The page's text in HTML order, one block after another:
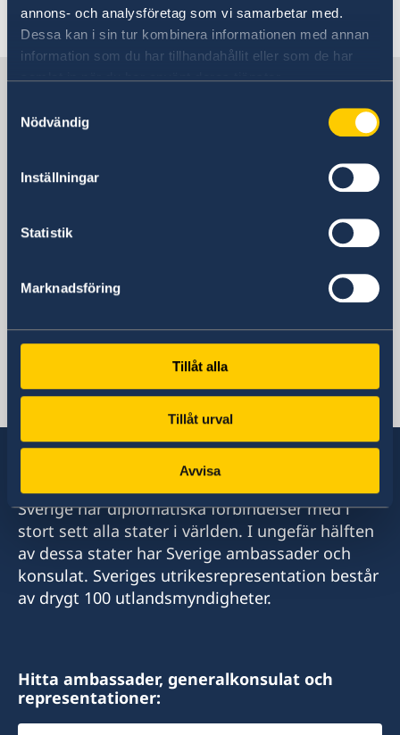
annons- och analysföretag som vi samarbetar med.
Dessa kan i sin tur kombinera informationen med annan
information som du har tillhandahållit eller som de har
samlat in när du har använt deras tjänster.
Nödvändig
Inställningar
Statistik
Marknadsföring
Tillåt alla
Tillåt urval
Avvisa
Senast uppdaterad 08 okt. 2025, 15.05
Sverige i Senegal
landet
Här hittar du en länk till Sveriges ambassad för
Svenska honorärkonsulat för landet
Svenska konsulat för landet.
Sverige har diplomatiska förbindelser med i
stort sett alla stater i världen. I ungefär hälften
av dessa stater har Sverige ambassader och
konsulat. Sveriges utrikesrepresentation består
av drygt 100 utlandsmyndigheter.
Hitta ambassader, generalkonsulat och
representationer: